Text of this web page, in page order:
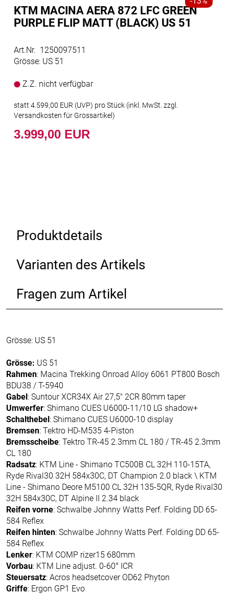
KTM MACINA AERA 872 LFC GREEN
PURPLE FLIP MATT (BLACK) US 51
Art.Nr. 1250097511
Grösse: US 51
Z.Z. nicht verfügbar
statt 4.599,00 EUR (UVP) pro Stück (inkl. MwSt. zzgl.
Versandkosten für Grossartikel)
3.999,00 EUR
Produktdetails
Varianten des Artikels
Fragen zum Artikel
Grösse: US 51
Grösse: US 51
Rahmen: Macina Trekking Onroad Alloy 6061 PT800 Bosch
BDU38 / T-5940
Gabel: Suntour XCR34X Air 27,5" 2CR 80mm taper
Umwerfer: Shimano CUES U6000-11/10 LG shadow+
Schalthebel: Shimano CUES U6000-10 display
Bremsen: Tektro HD-M535 4-Piston
Bremsscheibe: Tektro TR-45 2.3mm CL 180 / TR-45 2.3mm
CL 180
Radsatz: KTM Line - Shimano TC500B CL 32H 110-15TA,
Ryde Rival30 32H 584x30C, DT Champion 2.0 black \ KTM
Line - Shimano Deore M5100 CL 32H 135-5QR, Ryde Rival30
32H 584x30C, DT Alpine II 2.34 black
Reifen vorne: Schwalbe Johnny Watts Perf. Folding DD 65-
584 Reflex
Reifen hinten: Schwalbe Johnny Watts Perf. Folding DD 65-
584 Reflex
Lenker: KTM COMP rizer15 680mm
Vorbau: KTM Line adjust. 0-60° ICR
Steuersatz: Acros headsetcover OD62 Phyton
Griffe: Ergon GP1 Evo